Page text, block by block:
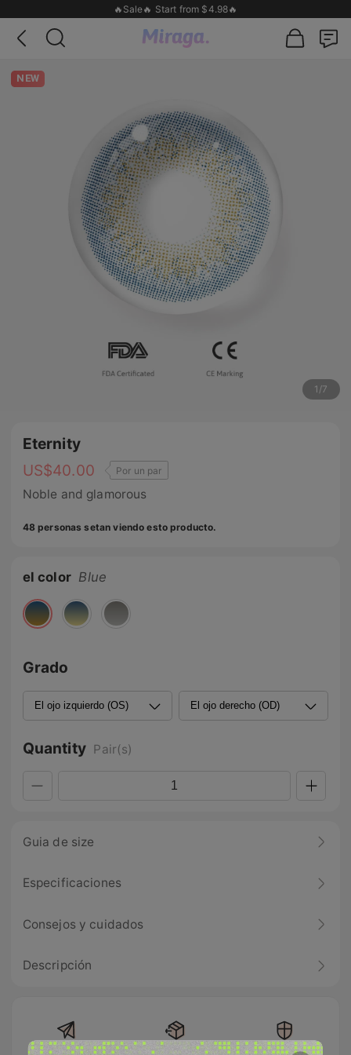
🔥Sale🔥 Start from $4.98🔥
NEW
1 /7
Eternity
US$40.00 Por un par
Noble and glamorous
48 personas setan viendo esto producto.
el color Blue
Grado
Quantity Pair(s)
Guia de size
Especificaciones
Consejos y cuidados
Descripción